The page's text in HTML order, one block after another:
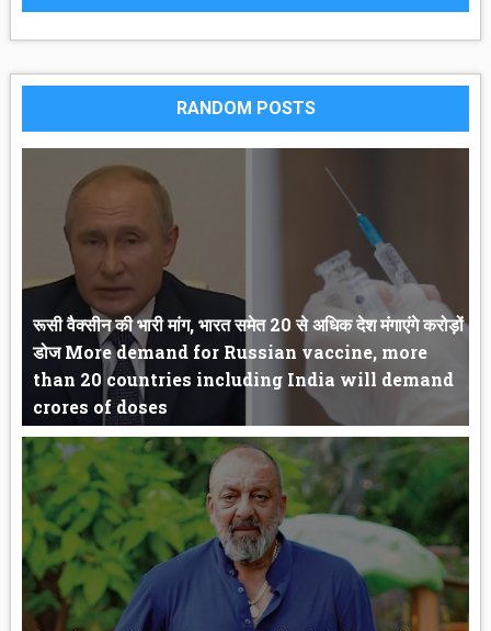
RANDOM POSTS
रूसी वैक्सीन की भारी मांग, भारत समेत 20 से अधिक देश मंगाएंगे करोड़ों
डोज More demand for Russian vaccine, more
than 20 countries including India will demand
crores of doses
रूसी वैक्सीन की भारी मांग, भारत समेत 20 से अधिक देश मंगाएंगे करोड़ों...